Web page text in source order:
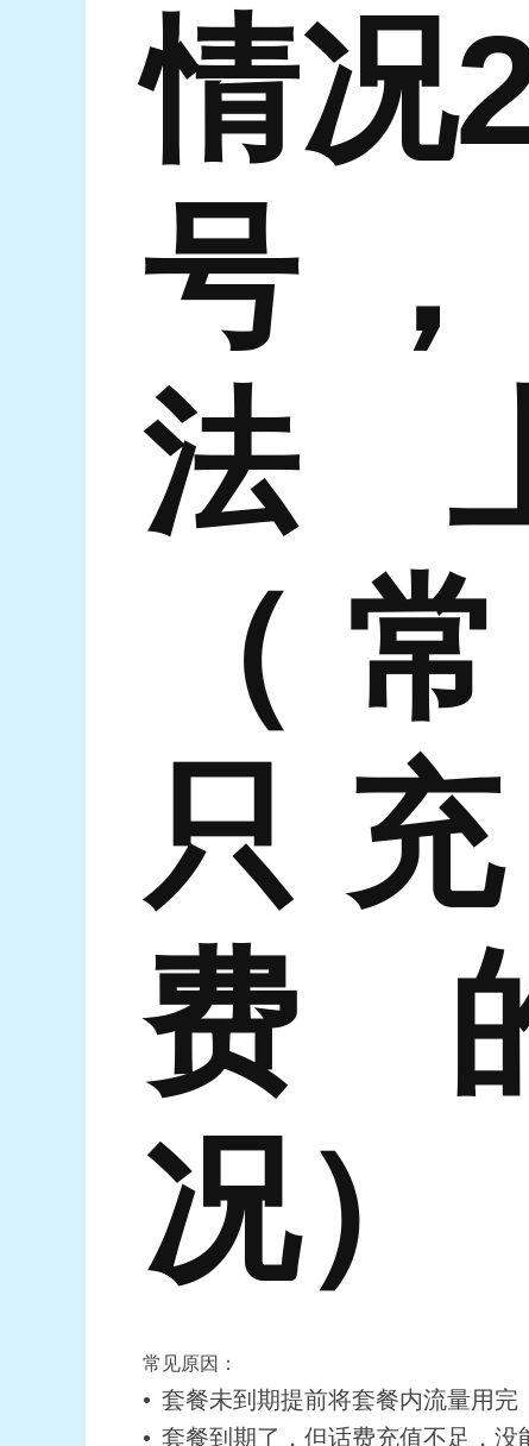
情况
号
法
（
只
费
况）
常见原因：
套餐未到期提前将套餐内流量用完
套餐到期了，但话费充值不足，没